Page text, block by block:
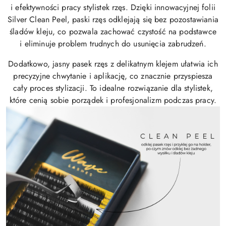
i efektywności pracy stylistek rzęs. Dzięki innowacyjnej folii
Silver Clean Peel, paski rzęs odklejają się bez pozostawiania
śladów kleju, co pozwala zachować czystość na podstawce
i eliminuje problem trudnych do usunięcia zabrudzeń.
Dodatkowo, jasny pasek rzęs z delikatnym klejemułatwia ich
precyzyjne chwytanie i aplikację, co znacznie przyspiesza
cały proces stylizacji. To idealne rozwiązanie dla stylistek,
które cenią sobie porządek i profesjonalizm podczas pracy.